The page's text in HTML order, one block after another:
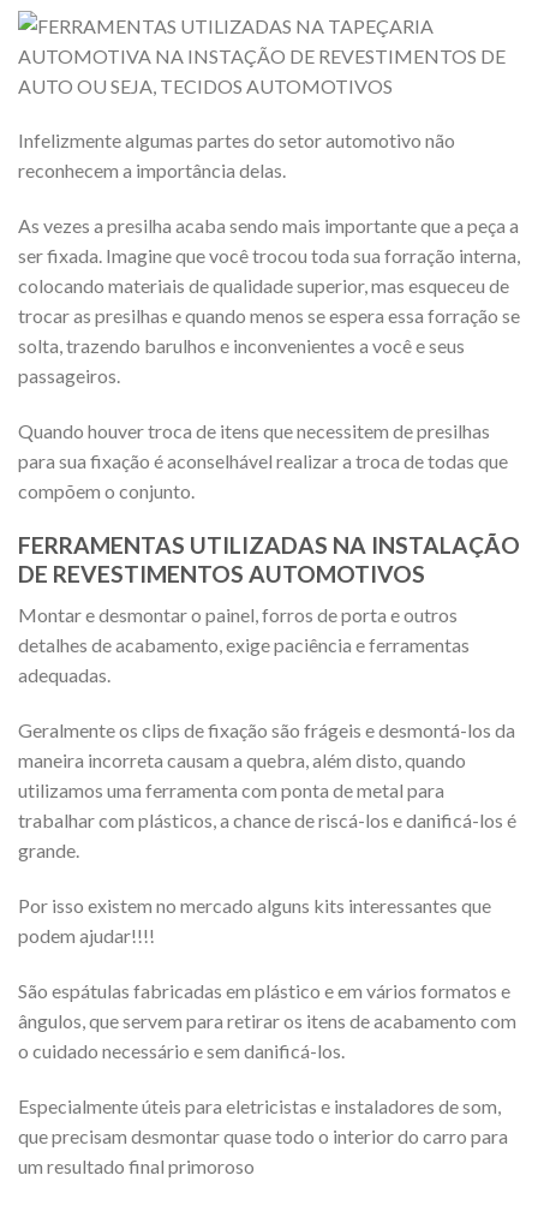
Infelizmente algumas partes do setor automotivo não
reconhecem a importância delas.
As vezes a presilha acaba sendo mais importante que a peça a
ser fixada. Imagine que você trocou toda sua forração interna,
colocando materiais de qualidade superior, mas esqueceu de
trocar as presilhas e quando menos se espera essa forração se
solta, trazendo barulhos e inconvenientes a você e seus
passageiros.
Quando houver troca de itens que necessitem de presilhas
para sua fixação é aconselhável realizar a troca de todas que
compõem o conjunto.
FERRAMENTAS UTILIZADAS NA INSTALAÇÃO
DE REVESTIMENTOS AUTOMOTIVOS
Montar e desmontar o painel, forros de porta e outros
detalhes de acabamento, exige paciência e ferramentas
adequadas.
Geralmente os clips de fixação são frágeis e desmontá-los da
maneira incorreta causam a quebra, além disto, quando
utilizamos uma ferramenta com ponta de metal para
trabalhar com plásticos, a chance de riscá-los e danificá-los é
grande.
Por isso existem no mercado alguns kits interessantes que
podem ajudar!!!!
São espátulas fabricadas em plástico e em vários formatos e
ângulos, que servem para retirar os itens de acabamento com
o cuidado necessário e sem danificá-los.
Especialmente úteis para eletricistas e instaladores de som,
que precisam desmontar quase todo o interior do carro para
um resultado final primoroso